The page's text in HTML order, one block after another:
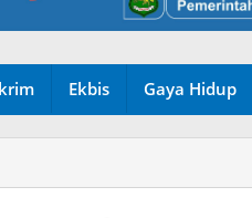
Ekbis Gaya Hidup